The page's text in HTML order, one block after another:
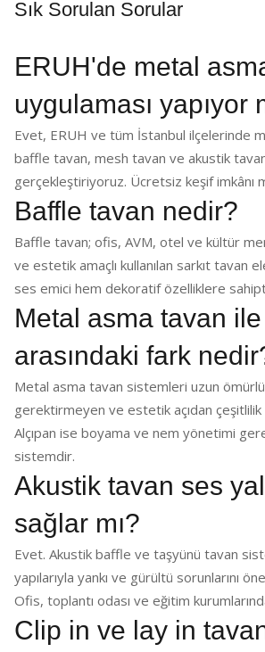
Sık Sorulan Sorular
ERUH'de metal
uygulaması yapıyor
Evet, ERUH ve tüm İstanbul ilçelerinde
baffle tavan, mesh tavan ve akustik
gerçekleştiriyoruz. Ücretsiz keşif imkânı
Baffle tavan nedir?
Baffle tavan; ofis, AVM, otel ve kültür
ve estetik amaçlı kullanılan sarkıt tavan
ses emici hem dekoratif özelliklere
Metal asma tavan ile
arasındaki fark
Metal asma tavan sistemleri uzun
gerektirmeyen ve estetik açıdan
Alçıpan ise boyama ve nem yönetimi
sistemdir.
Akustik tavan ses
sağlar mı?
Evet. Akustik baffle ve taşyünü tavan
yapılarıyla yankı ve gürültü sorunlarını
Ofis, toplantı odası ve eğitim
Clip in ve lay in